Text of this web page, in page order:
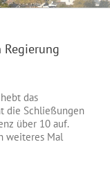
Regierung
das
die Schließungen
über 10 auf.
weiteres Mal